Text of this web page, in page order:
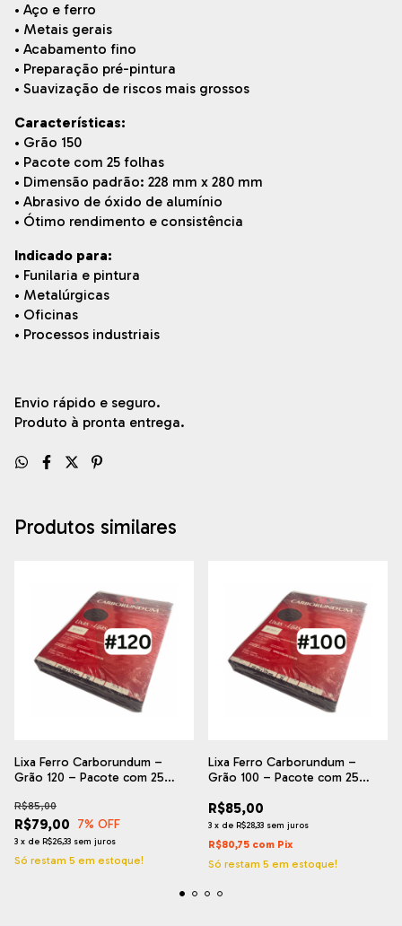
• Aço e ferro
• Metais gerais
• Acabamento fino
• Preparação pré-pintura
• Suavização de riscos mais grossos
Características:
• Grão 150
• Pacote com 25 folhas
• Dimensão padrão: 228 mm x 280 mm
• Abrasivo de óxido de alumínio
• Ótimo rendimento e consistência
Indicado para:
• Funilaria e pintura
• Metalúrgicas
• Oficinas
• Processos industriais
Envio rápido e seguro.
Produto à pronta entrega.
Produtos similares
Lixa Ferro Carborundum –
Grão 120 – Pacote com 25
R$79,00
R$85,00
7% OFF
3 x de R$26,33 sem juros
Só restam 5 em estoque!
Lixa Ferro Carborundum –
Grão 100 – Pacote com 25
R$85,00
3 x de R$28,33 sem juros
R$80,75 com Pix
Só restam 5 em estoque!